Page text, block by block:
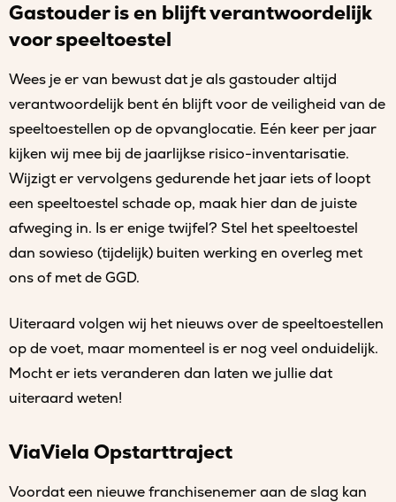
Gastouder is en blijft verantwoordelijk
voor speeltoestel
Wees je er van bewust dat je als gastouder altijd
verantwoordelijk bent én blijft voor de veiligheid van de
speeltoestellen op de opvanglocatie. Eén keer per jaar
kijken wij mee bij de jaarlijkse risico-inventarisatie.
Wijzigt er vervolgens gedurende het jaar iets of loopt
een speeltoestel schade op, maak hier dan de juiste
afweging in. Is er enige twijfel? Stel het speeltoestel
dan sowieso (tijdelijk) buiten werking en overleg met
ons of met de GGD.
Uiteraard volgen wij het nieuws over de speeltoestellen
op de voet, maar momenteel is er nog veel onduidelijk.
Mocht er iets veranderen dan laten we jullie dat
uiteraard weten!
ViaViela Opstarttraject
Voordat een nieuwe franchisenemer aan de slag kan